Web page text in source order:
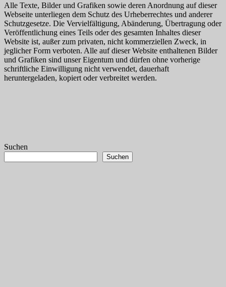
Alle Texte, Bilder und Grafiken sowie deren Anordnung auf dieser
Webseite unterliegen dem Schutz des Urheberrechtes und anderer
Schutzgesetze. Die Vervielfältigung, Abänderung, Übertragung oder
Veröffentlichung eines Teils oder des gesamten Inhaltes dieser
Website ist, außer zum privaten, nicht kommerziellen Zweck, in
jeglicher Form verboten. Alle auf dieser Website enthaltenen Bilder
und Grafiken sind unser Eigentum und dürfen ohne vorherige
schriftliche Einwilligung nicht verwendet, dauerhaft
heruntergeladen, kopiert oder verbreitet werden.
Suchen
Suchen